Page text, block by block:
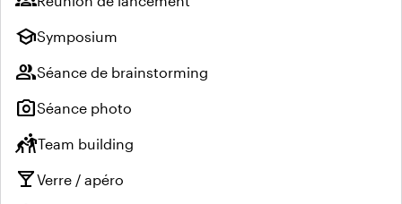
schoolSymposium
groupSéance de brainstorming
photo_cameraSéance photo
sports_kabaddiTeam building
local_barVerre / apéro